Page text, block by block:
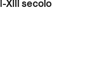
XIII secolo